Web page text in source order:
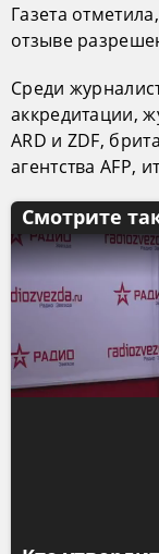
Газета
отзыве
Среди
аккредитации,
ARD и ZDF,
агентства AFP,
Смотрите